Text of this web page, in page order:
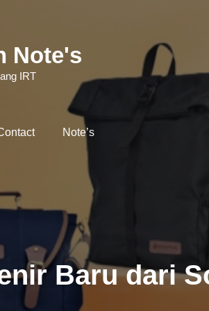
Note's
IRT
Note’s
Baru dari